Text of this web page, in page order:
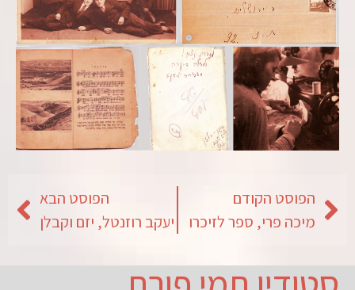
הפוסט הקודם
מיכה פרי, ספר לזיכרו
הפוסט הבא
יעקב רוזנטל, יזם וקבלן